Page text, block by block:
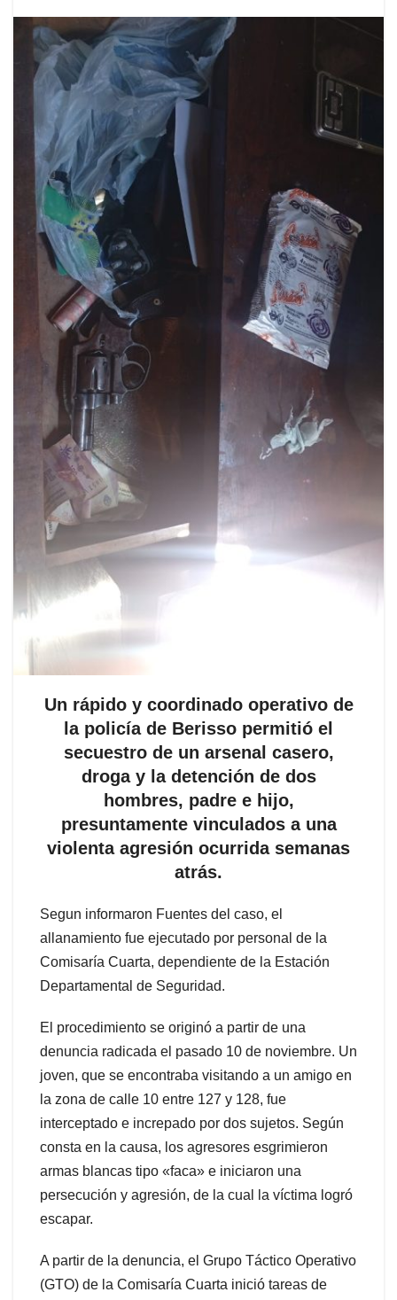
Un rápido y coordinado operativo de
la policía de Berisso permitió el
secuestro de un arsenal casero,
droga y la detención de dos
hombres, padre e hijo,
presuntamente vinculados a una
violenta agresión ocurrida semanas
atrás.
Segun informaron Fuentes del caso, el
allanamiento fue ejecutado por personal de la
Comisaría Cuarta, dependiente de la Estación
Departamental de Seguridad.
El procedimiento se originó a partir de una
denuncia radicada el pasado 10 de noviembre. Un
joven, que se encontraba visitando a un amigo en
la zona de calle 10 entre 127 y 128, fue
interceptado e increpado por dos sujetos. Según
consta en la causa, los agresores esgrimieron
armas blancas tipo «faca» e iniciaron una
persecución y agresión, de la cual la víctima logró
escapar.
A partir de la denuncia, el Grupo Táctico Operativo
(GTO) de la Comisaría Cuarta inició tareas de